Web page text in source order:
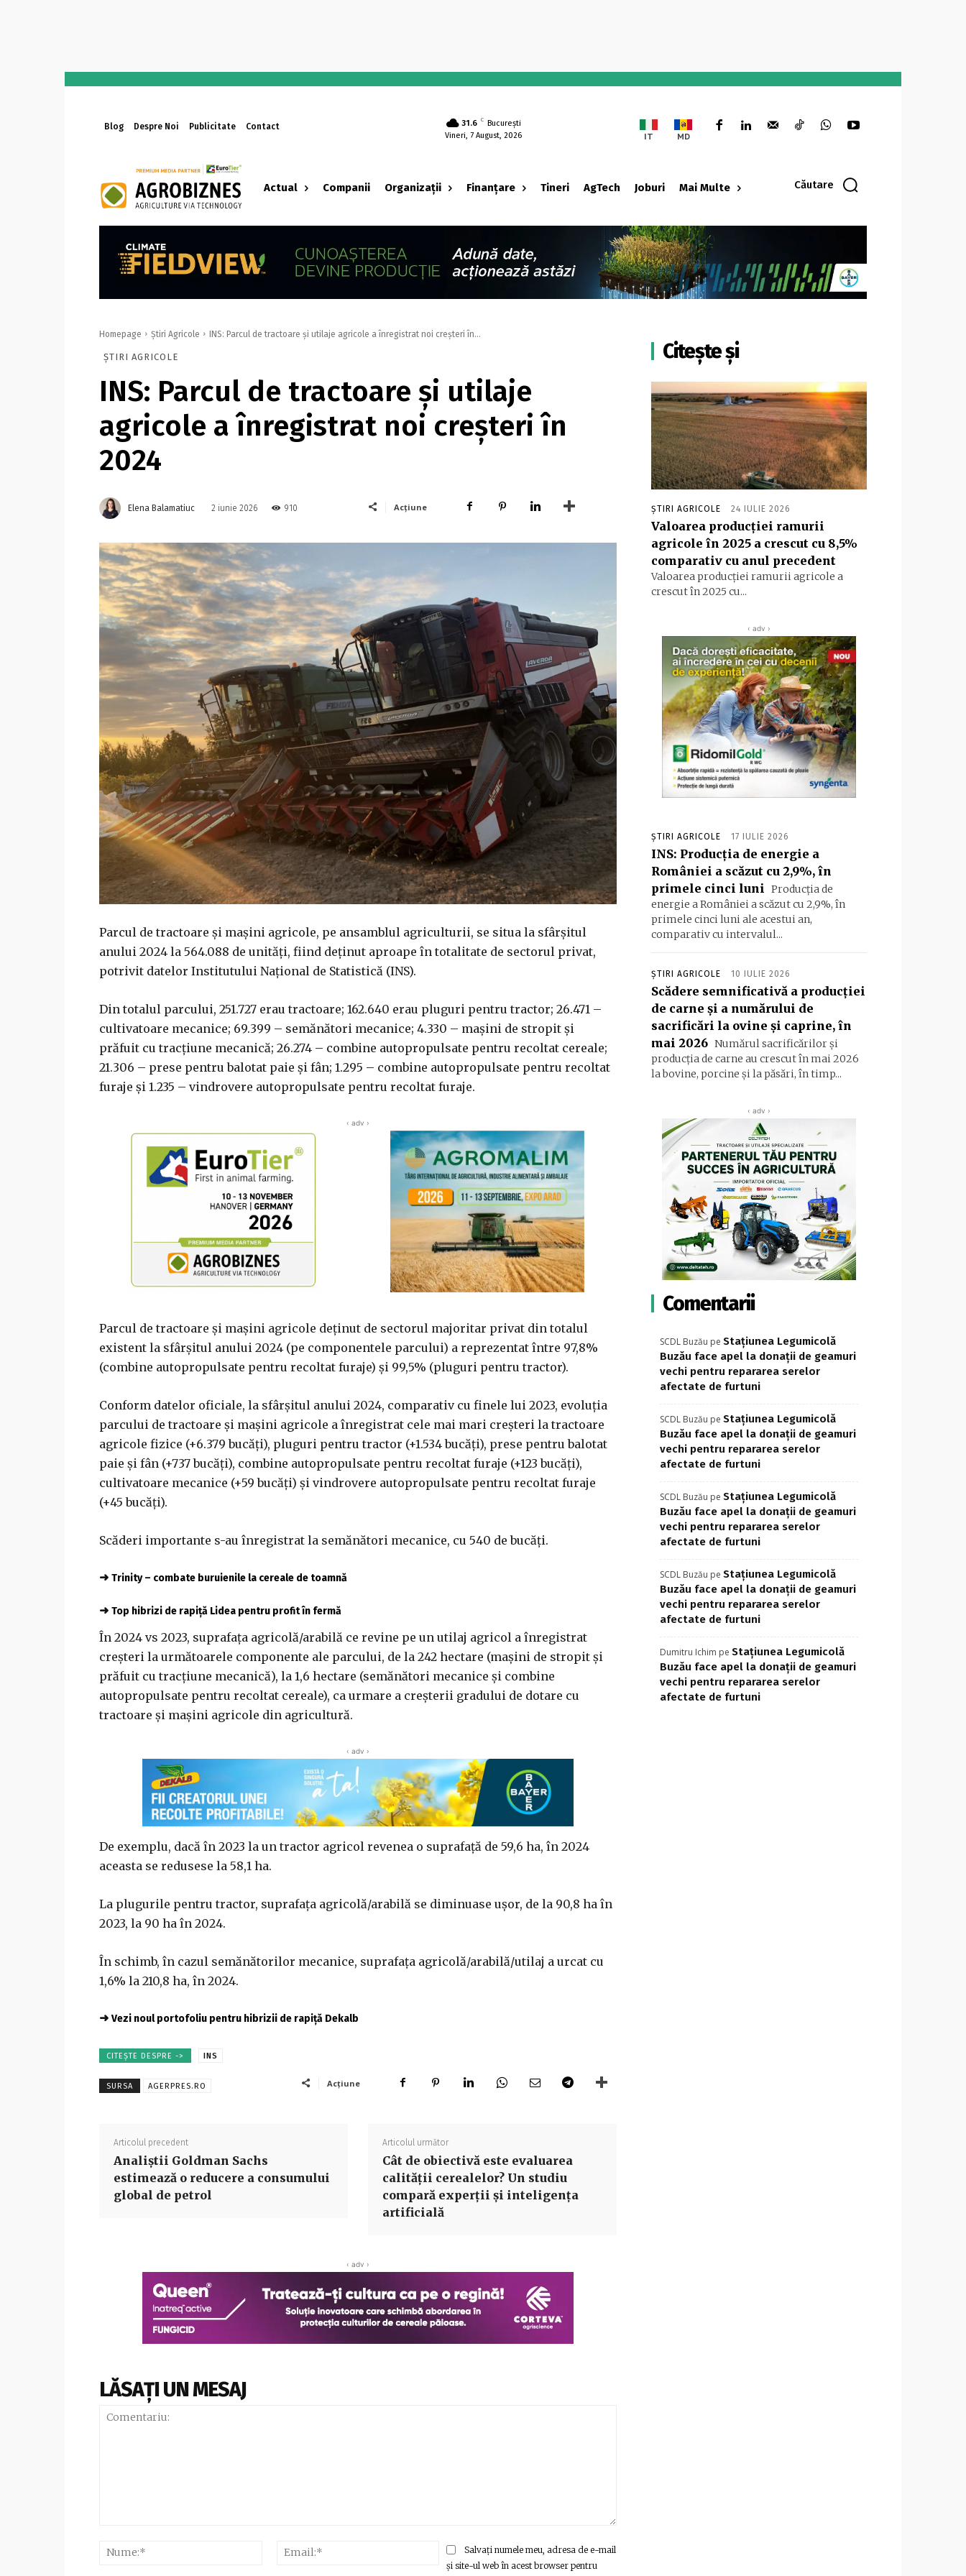
Blog Despre Noi Publicitate Contact 31.6 C
București
Vineri, 7 August, 2026
IT MD
Actual Companii Organizații Finanțare Tineri AgTech Joburi Mai Multe Căutare
-
Homepage Știri Agricole INS: Parcul de tractoare și utilaje agricole a înregistrat noi creșteri în...
ȘTIRI AGRICOLE
INS: Parcul de tractoare și utilaje
agricole a înregistrat noi creșteri în
2024
Elena Balamatiuc 2 iunie 2026 910 Acțiune
Parcul de tractoare şi maşini agricole, pe ansamblul agriculturii, se situa la sfârşitul
anului 2024 la 564.088 de unităţi, fiind deţinut aproape în totalitate de sectorul privat,
potrivit datelor Institutului Naţional de Statistică (INS).
Din totalul parcului, 251.727 erau tractoare; 162.640 erau pluguri pentru tractor; 26.471 –
cultivatoare mecanice; 69.399 – semănători mecanice; 4.330 – maşini de stropit şi
prăfuit cu tracţiune mecanică; 26.274 – combine autopropulsate pentru recoltat cereale;
21.306 – prese pentru balotat paie şi fân; 1.295 – combine autopropulsate pentru recoltat
furaje şi 1.235 – vindrovere autopropulsate pentru recoltat furaje.
‹ adv ›
Parcul de tractoare şi maşini agricole deţinut de sectorul majoritar privat din totalul
existent la sfârşitul anului 2024 (pe componentele parcului) a reprezentat între 97,8%
(combine autopropulsate pentru recoltat furaje) şi 99,5% (pluguri pentru tractor).
Conform datelor oficiale, la sfârşitul anului 2024, comparativ cu finele lui 2023, evoluţia
parcului de tractoare şi maşini agricole a înregistrat cele mai mari creşteri la tractoare
agricole fizice (+6.379 bucăţi), pluguri pentru tractor (+1.534 bucăţi), prese pentru balotat
paie şi fân (+737 bucăţi), combine autopropulsate pentru recoltat furaje (+123 bucăţi),
cultivatoare mecanice (+59 bucăţi) şi vindrovere autopropulsate pentru recoltat furaje
(+45 bucăţi).
Scăderi importante s-au înregistrat la semănători mecanice, cu 540 de bucăţi.
➜ Trinity – combate buruienile la cereale de toamnă
➜ Top hibrizi de rapiță Lidea pentru profit în fermă
În 2024 vs 2023, suprafaţa agricolă/arabilă ce revine pe un utilaj agricol a înregistrat
creşteri la următoarele componente ale parcului, de la 242 hectare (maşini de stropit şi
prăfuit cu tracţiune mecanică), la 1,6 hectare (semănători mecanice şi combine
autopropulsate pentru recoltat cereale), ca urmare a creşterii gradului de dotare cu
tractoare şi maşini agricole din agricultură.
‹ adv ›
De exemplu, dacă în 2023 la un tractor agricol revenea o suprafaţă de 59,6 ha, în 2024
aceasta se redusese la 58,1 ha.
La plugurile pentru tractor, suprafaţa agricolă/arabilă se diminuase uşor, de la 90,8 ha în
2023, la 90 ha în 2024.
În schimb, în cazul semănătorilor mecanice, suprafaţa agricolă/arabilă/utilaj a urcat cu
1,6% la 210,8 ha, în 2024.
➜ Vezi noul portofoliu pentru hibrizii de rapiță Dekalb
CITEȘTE DESPRE -> INS
SURSA AGERPRES.RO Acțiune
Articolul precedent
Analiștii Goldman Sachs
estimează o reducere a consumului
global de petrol
Articolul următor
Cât de obiectivă este evaluarea
calității cerealelor? Un studiu
compară experții și inteligența
artificială
‹ adv ›
LĂSAȚI UN MESAJ
Nume:*
Email:*Salvați numele meu, adresa de e-mail
și site-ul web în acest browser pentru
Citește și
ȘTIRI AGRICOLE 24 IULIE 2026
Valoarea producţiei ramurii
agricole în 2025 a crescut cu 8,5%
comparativ cu anul precedent
Valoarea producţiei ramurii agricole a
crescut în 2025 cu...
‹ adv ›
ȘTIRI AGRICOLE 17 IULIE 2026
INS: Producția de energie a
României a scăzut cu 2,9%, în
primele cinci luni
Producția de
energie a României a scăzut cu 2,9%, în
primele cinci luni ale acestui an,
comparativ cu intervalul...
ȘTIRI AGRICOLE 10 IULIE 2026
Scădere semnificativă a producţiei
de carne şi a numărului de
sacrificări la ovine şi caprine, în
mai 2026 Numărul sacrificărilor şi
producţia de carne au crescut în mai 2026
la bovine, porcine şi la păsări, în timp...
‹ adv ›
Comentarii
SCDL Buzău pe Stațiunea Legumicolă
Buzău face apel la donații de geamuri
vechi pentru repararea serelor
afectate de furtuni
SCDL Buzău pe Stațiunea Legumicolă
Buzău face apel la donații de geamuri
vechi pentru repararea serelor
afectate de furtuni
SCDL Buzău pe Stațiunea Legumicolă
Buzău face apel la donații de geamuri
vechi pentru repararea serelor
afectate de furtuni
SCDL Buzău pe Stațiunea Legumicolă
Buzău face apel la donații de geamuri
vechi pentru repararea serelor
afectate de furtuni
Dumitru Ichim pe Stațiunea Legumicolă
Buzău face apel la donații de geamuri
vechi pentru repararea serelor
afectate de furtuni